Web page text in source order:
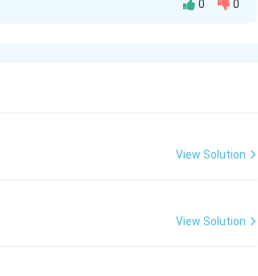
0 0
View Solution
View Solution